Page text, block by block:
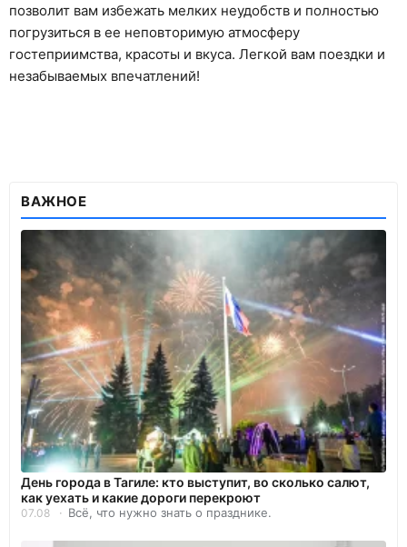
позволит вам избежать мелких неудобств и полностью
погрузиться в ее неповторимую атмосферу
гостеприимства, красоты и вкуса. Легкой вам поездки и
незабываемых впечатлений!
ВАЖНОЕ
День города в Тагиле: кто выступит, во сколько салют,
как уехать и какие дороги перекроют
07.08 Всё, что нужно знать о празднике.